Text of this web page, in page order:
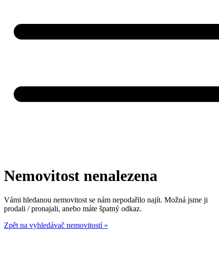
Nemovitost nenalezena
Vámi hledanou nemovitost se nám nepodařilo najít. Možná jsme ji
prodali / pronajali, anebo máte špatný odkaz.
Zpět na vyhledávač nemovitostí »